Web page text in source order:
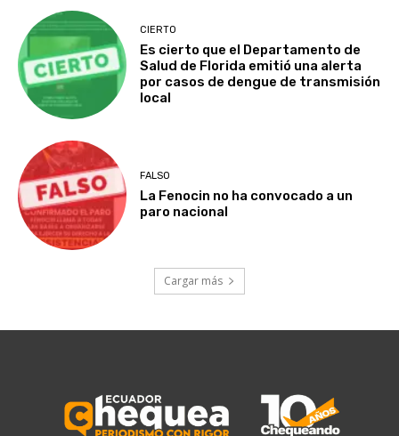
CIERTO
Es cierto que el Departamento de
Salud de Florida emitió una alerta
por casos de dengue de transmisión
local
FALSO
La Fenocin no ha convocado a un
paro nacional
Cargar más